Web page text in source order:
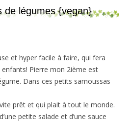
de légumes {vegan}
et hyper facile à faire, qui fera
Pierre mon 2ième est
Dans ces petits samoussas
prêt et qui plait à tout le monde.
petite salade et d’une sauce